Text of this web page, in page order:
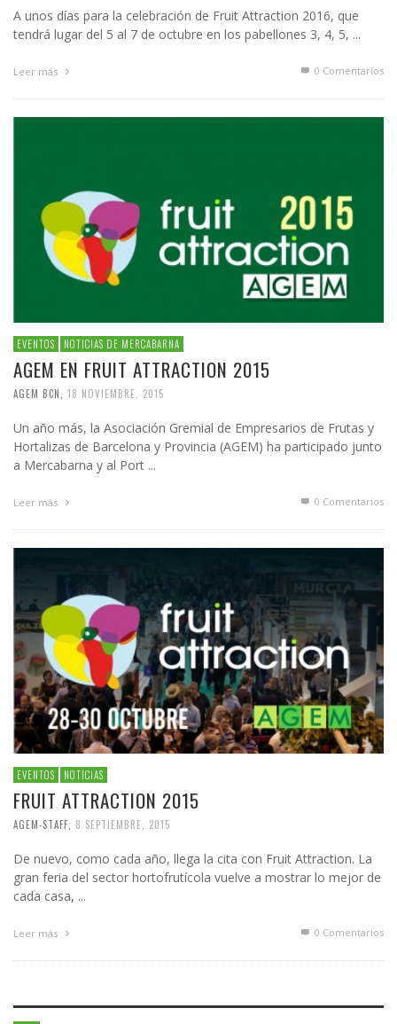
A unos días para la celebración de Fruit Attraction 2016, que
tendrá lugar del 5 al 7 de octubre en los pabellones 3, 4, 5, ...
Leer más 0 Comentarios
EVENTOS NOTICIAS DE MERCABARNA
AGEM EN FRUIT ATTRACTION 2015
AGEM BCN 18 NOVIEMBRE, 2015
Un año más, la Asociación Gremial de Empresarios de Frutas y
Hortalizas de Barcelona y Provincia (AGEM) ha participado junto
a Mercabarna y al Port ...
Leer más 0 Comentarios
EVENTOS NOTICIAS
FRUIT ATTRACTION 2015
AGEM-STAFF 8 SEPTIEMBRE, 2015
De nuevo, como cada año, llega la cita con Fruit Attraction. La
gran feria del sector hortofrutícola vuelve a mostrar lo mejor de
cada casa, ...
Leer más 0 Comentarios